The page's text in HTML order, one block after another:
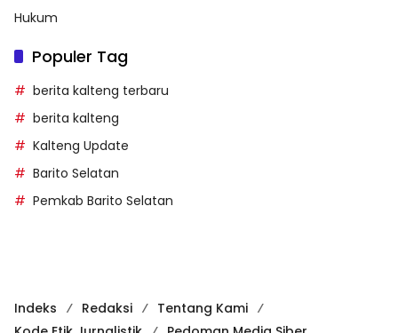
Hukum
Populer Tag
berita kalteng terbaru
berita kalteng
Kalteng Update
Barito Selatan
Pemkab Barito Selatan
Indeks Redaksi
Tentang Kami